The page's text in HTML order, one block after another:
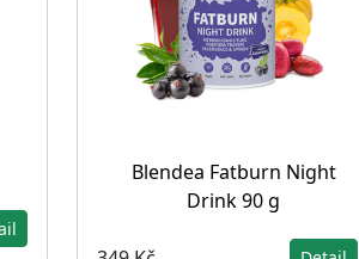
Blendea Fatburn Night
Drink 90 g